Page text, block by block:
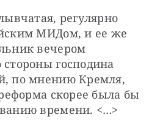
регулярно
МИДом, и ее же
вечером
господина
по мнению Кремля,
скорее была бы
времени. <…>